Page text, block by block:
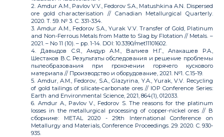
2. Amdur A.M., Pavlov V.V., Fedorov S.A., Matushkina A.N. Dispersed
ore gold characterisation // Canadian Metallurgical Quarterly.
2020. Т. 59. № 3. С. 331-334.
3. Amdur A.M., Fedorov S.A., Yurak V.V. Transfer of Gold, Platinum
and Non-Ferrous Metals from Matte to Slag by Flotation // Metals. –
2021. – No 11 (10). – pp. 1-14. DOI: 10.3390/met11101602.
4. Давыдов С.Я., Амдур А.М., Валиев Н.Г., Апакашев Р.А.,
Шестаков В.С. Результаты обследования и решение проблемы
пылеобразования при грохочении горячего кускового
материала // Производство и оборудование, 2021. №1. С.15-19.
5. Amdur, A.M., Fedorov, S.A., Glazyrina, Y.A., Yurak, V.V. Recycling
of gold tailings of silicate-carbonate ores // IOP Conference Series:
Earth and Environmental Science, 2021, 864(1), 012033.
6. Amdur A., Pavlov V., Fedorov S. The reasons for the platinum
losses in the metallurgical processing of copper-nickel ores // В
сборнике: METAL 2020 - 29th International Conference on
Metallurgy and Materials, Conference Proceedings. 29. 2020. С. 930-
935.